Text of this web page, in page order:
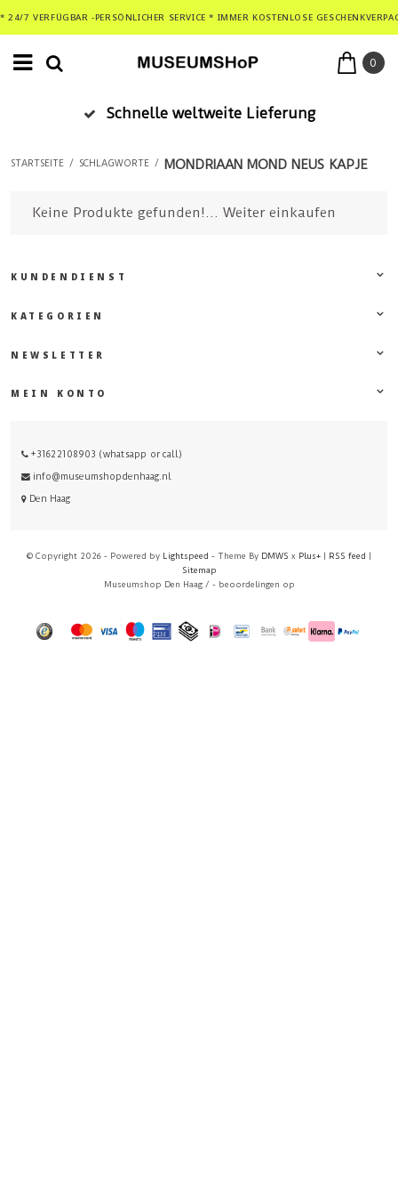
* 24/7 VERFÜGBAR -PERSÖNLICHER SERVICE * IMMER KOSTENLOSE
0
Schnelle weltweite Lieferung
STARTSEITE / SCHLAGWORTE / MONDRIAAN MOND NEUS KAPJE
Keine Produkte gefunden!... Weiter einkaufen
KUNDENDIENST
KATEGORIEN
NEWSLETTER
MEIN KONTO
+31622108903 (whatsapp or call)
info@museumshopdenhaag.nl
Den Haag
© Copyright 2026 - Powered by Lightspeed - Theme By DMWS x Plus+ | RSS feed |
Sitemap
Museumshop Den Haag / - beoordelingen op